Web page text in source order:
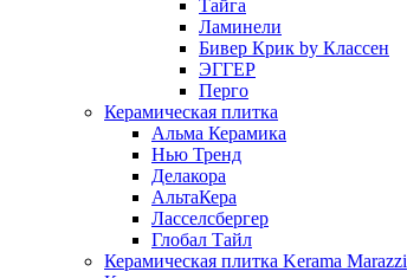
Тайга
Ламинели
Бивер Крик by Классен
ЭГГЕР
Перго
Керамическая плитка
Альма Керамика
Нью Тренд
Делакора
АльтаКера
Ласселсбергер
Глобал Тайл
Керамическая плитка Kerama Marazzi